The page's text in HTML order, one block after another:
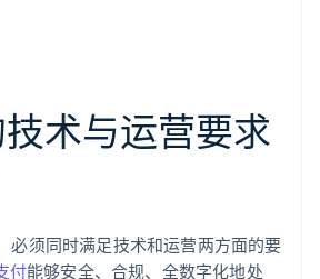
技术与运营要求
必须同时满足技术和运营两方面的要
付能够安全、合规、全数字化地处